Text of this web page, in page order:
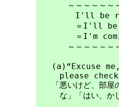
～～～～～～～～
I'll be right
＝I'll be
＝I'm
～～～～～～～～
(a)“Excuse
please
「悪いけど、部屋の
な」「はい、かし